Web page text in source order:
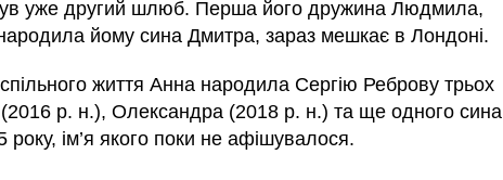
уже другий шлюб. Перша його дружина Людмила,
йому сина Дмитра, зараз мешкає в Лондоні.
життя Анна народила Сергію Реброву трьох
р. н.), Олександра (2018 р. н.) та ще одного сина
року, ім’я якого поки не афішувалося.